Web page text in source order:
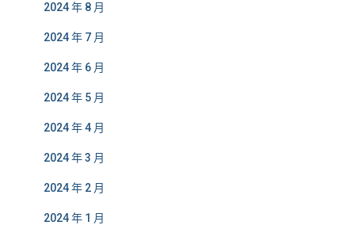
2024 年 8 月
2024 年 7 月
2024 年 6 月
2024 年 5 月
2024 年 4 月
2024 年 3 月
2024 年 2 月
2024 年 1 月